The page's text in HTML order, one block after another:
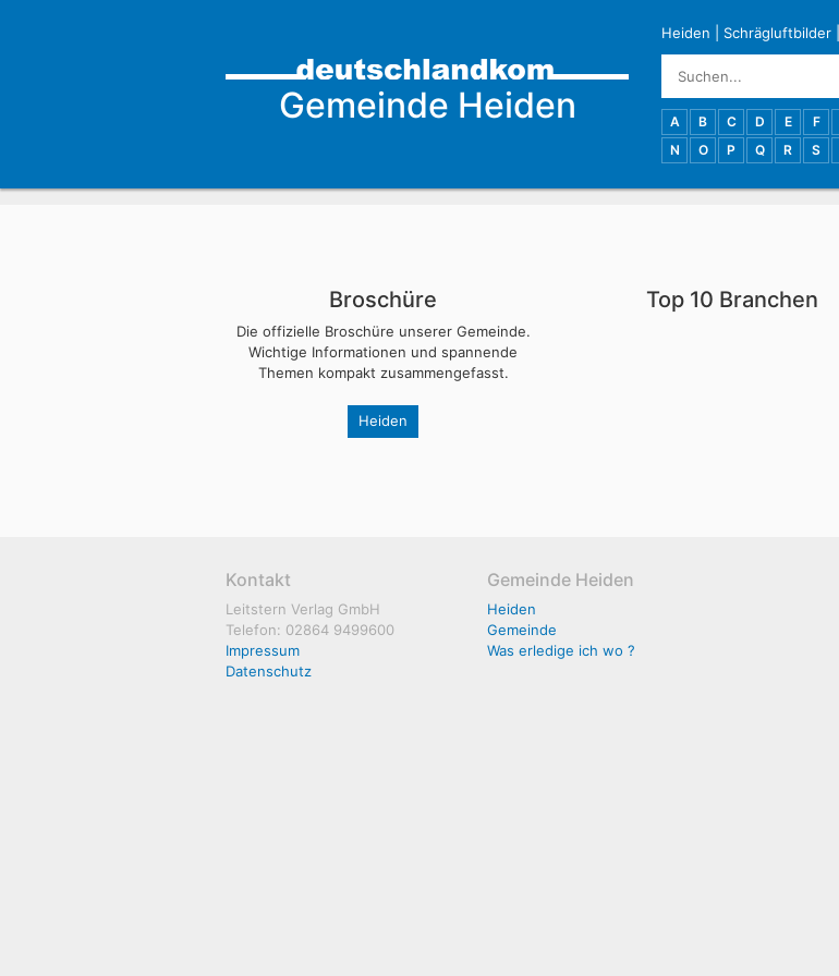
Gemeinde Heiden
Heiden Schrägluftbilder
A B C D E F
N
O P Q R S
Broschüre
Die offizielle Broschüre unserer Gemeinde.
Wichtige Informationen und spannende
Themen kompakt zusammengefasst.
Heiden
Top 10 Branchen
Kontakt
Leitstern Verlag GmbH
Telefon: 02864 9499600
Impressum
Datenschutz
Gemeinde Heiden
Heiden
Gemeinde
Was erledige ich wo ?